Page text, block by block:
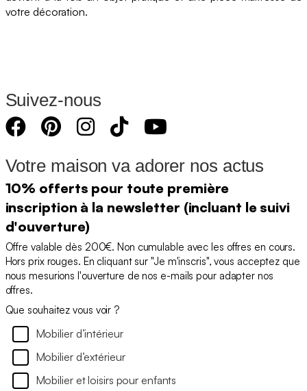
votre décoration.
Suivez-nous
Votre maison va adorer nos actus
10% offerts pour toute première
inscription à la newsletter (incluant le suivi
d'ouverture)
Offre valable dès 200€. Non cumulable avec les offres en cours.
Hors prix rouges. En cliquant sur "Je m'inscris", vous acceptez que
nous mesurions l'ouverture de nos e-mails pour adapter nos
offres.
Que souhaitez vous voir ?
Mobilier d’intérieur
Mobilier d’extérieur
Mobilier et loisirs pour enfants